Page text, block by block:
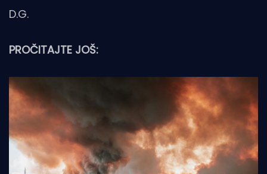
D.G.
PROČITAJTE JOŠ: